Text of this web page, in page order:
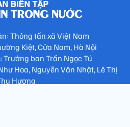
Thông tấn xã Việt Nam
Kiệt, Cửa Nam, Hà Nội
ban Trần Ngọc Tú
Hoa, Nguyễn Văn Nhật, Lê Thị
Hương